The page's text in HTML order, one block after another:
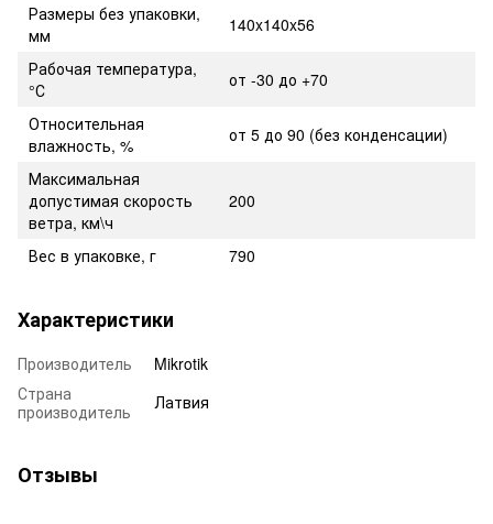
Размеры без упаковки,
мм
140x140x56
Рабочая температура,
°С
от -30 до +70
Относительная
влажность, %
от 5 до 90 (без конденсации)
Максимальная
допустимая скорость
ветра, км\ч
200
Вес в упаковке, г 790
Характеристики
Производитель
Mikrotik
Страна
производитель
Латвия
Отзывы